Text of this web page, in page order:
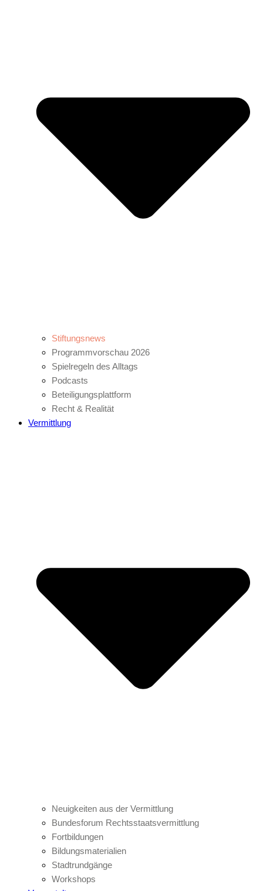
Stiftungsnews
Programmvorschau 2026
Spielregeln des Alltags
Podcasts
Beteiligungsplattform
Recht & Realität
Vermittlung
Neuigkeiten aus der Vermittlung
Bundesforum Rechtsstaatsvermittlung
Fortbildungen
Bildungsmaterialien
Stadtrundgänge
Workshops